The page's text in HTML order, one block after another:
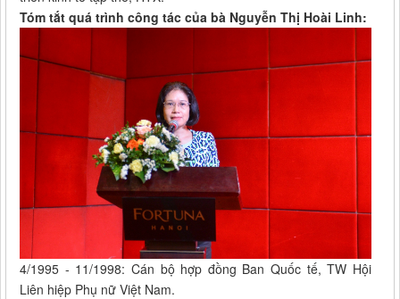
Tóm tắt quá trình công tác của bà Nguyễn Thị Hoài Linh:
4/1995 - 11/1998: Cán bộ hợp đồng Ban Quốc tế, TW Hội
Liên hiệp Phụ nữ Việt Nam.